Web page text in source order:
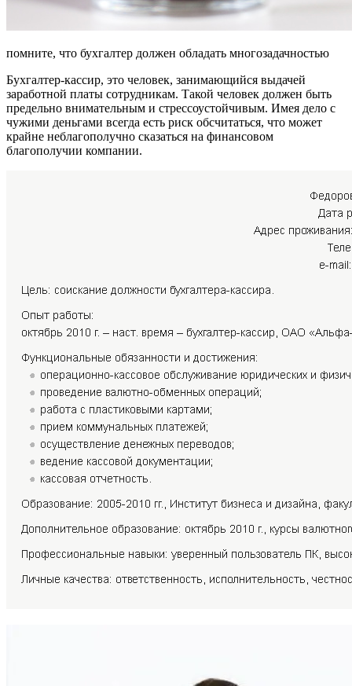
помните, что бухгалтер должен обладать многозадачностью
Бухгалтер-кассир, это человек, занимающийся выдачей
заработной платы сотрудникам. Такой человек должен быть
предельно внимательным и стрессоустойчивым. Имея дело с
чужими деньгами всегда есть риск обсчитаться, что может
крайне неблагополучно сказаться на финансовом
благополучии компании.